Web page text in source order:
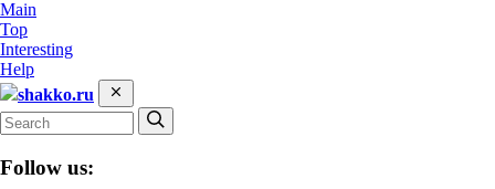
Main
Top
Interesting
Help
shakko.ru
Follow us: